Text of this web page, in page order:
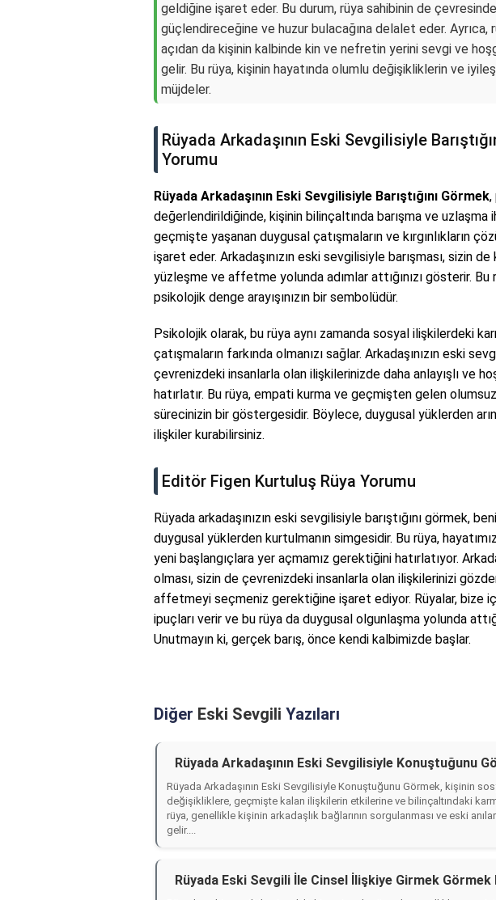
geldiğine işaret eder. Bu durum, rüya sahibinin de
güçlendireceğine ve huzur bulacağına delalet eder. Ayrıca,
açıdan da kişinin kalbinde kin ve nefretin yerini sevgi ve
gelir. Bu rüya, kişinin hayatında olumlu değişikliklerin ve
müjdeler.
Rüyada Arkadaşının Eski Sevgilisiyle
Yorumu
Rüyada Arkadaşının Eski Sevgilisiyle Barıştığını Görmek,
değerlendirildiğinde, kişinin bilinçaltında barışma ve uzlaşma
geçmişte yaşanan duygusal çatışmaların ve kırgınlıkların
işaret eder. Arkadaşınızın eski sevgilisiyle barışması, sizin
yüzleşme ve affetme yolunda adımlar attığınızı gösterir.
psikolojik denge arayışınızın bir sembolüdür.
Psikolojik olarak, bu rüya aynı zamanda sosyal ilişkilerdeki
çatışmaların farkında olmanızı sağlar. Arkadaşınızın eski
çevrenizdeki insanlarla olan ilişkilerinizde daha anlayışlı ve
hatırlatır. Bu rüya, empati kurma ve geçmişten gelen
sürecinizin bir göstergesidir. Böylece, duygusal yüklerden
ilişkiler kurabilirsiniz.
Editör Figen Kurtuluş Rüya Yorumu
Rüyada arkadaşınızın eski sevgilisiyle barıştığını görmek,
duygusal yüklerden kurtulmanın simgesidir. Bu rüya,
yeni başlangıçlara yer açmamız gerektiğini hatırlatıyor.
olması, sizin de çevrenizdeki insanlarla olan ilişkilerinizi
affetmeyi seçmeniz gerektiğine işaret ediyor. Rüyalar, bize
ipuçları verir ve bu rüya da duygusal olgunlaşma yolunda
Unutmayın ki, gerçek barış, önce kendi kalbimizde başlar.
Diğer Eski Sevgili Yazıları
Rüyada Arkadaşının Eski Sevgilisiyle Konuştuğunu
Rüyada Arkadaşının Eski Sevgilisiyle Konuştuğunu Görmek, kişinin
değişikliklere, geçmişte kalan ilişkilerin etkilerine ve bilinçaltındaki
rüya, genellikle kişinin arkadaşlık bağlarının sorgulanması ve eski
gelir....
Rüyada Eski Sevgili İle Cinsel İlişkiye Girmek Görmek